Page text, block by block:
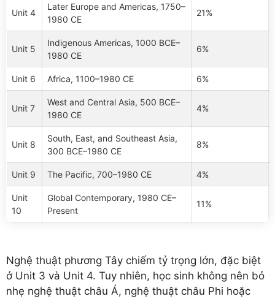
Unit 4
Later Europe and Americas, 1750–
1980 CE
21%
Unit 5
Indigenous Americas, 1000 BCE–
1980 CE
6%
Unit 6 Africa, 1100–1980 CE 6%
Unit 7
West and Central Asia, 500 BCE–
1980 CE
4%
Unit 8
South, East, and Southeast Asia,
300 BCE–1980 CE
8%
Unit 9 The Pacific, 700–1980 CE 4%
Unit
10
Global Contemporary, 1980 CE–
Present
11%
Nghệ thuật phương Tây chiếm tỷ trọng lớn, đặc biệt
ở Unit 3 và Unit 4. Tuy nhiên, học sinh không nên bỏ
nhẹ nghệ thuật châu Á, nghệ thuật châu Phi hoặc